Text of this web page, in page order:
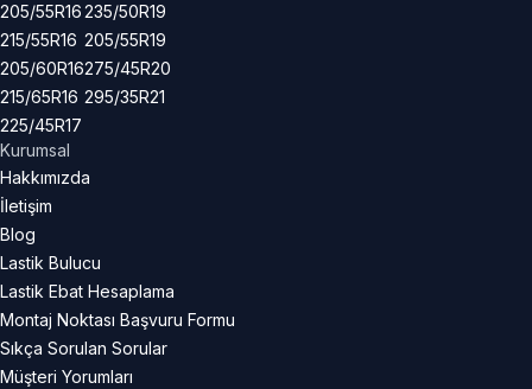
205/55R16
215/55R16
205/60R16
215/65R16
225/45R17
235/50R19
205/55R19
275/45R20
295/35R21
Kurumsal
Hakkımızda
İletişim
Blog
Lastik Bulucu
Lastik Ebat Hesaplama
Montaj Noktası Başvuru Formu
Sıkça Sorulan Sorular
Müşteri Yorumları